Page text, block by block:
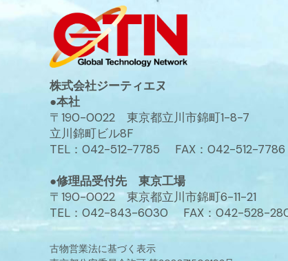
株式会社ジーティエヌ
●本社
〒190-0022 東京都立川市錦町1-8-7
立川錦町ビル8F
TEL：042-512-7785 FAX：042-512-7786
●修理品受付先 東京工場
〒190-0022 東京都立川市錦町6-11-21
TEL：042-843-6030 FAX：042-528-
古物営業法に基づく表示